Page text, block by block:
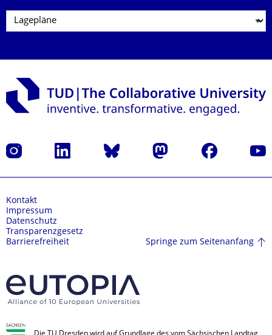
Instagram LinkedIn Bluesky Mastodon Facebook
Kontakt
Impressum
Datenschutz
Transparenzgesetz
Barrierefreiheit
Springe zum Seitenanfang